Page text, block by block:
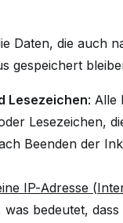
Daten, die auch
gespeichert
Lesezeichen: Alle
Lesezeichen,
Beenden der
IP-Adresse
was bedeutet, dass